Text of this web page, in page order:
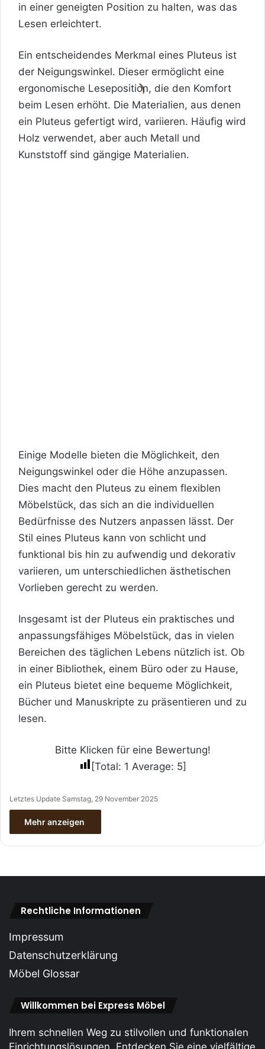
in einer geneigten Position zu halten, was das
Lesen erleichtert.
Ein entscheidendes Merkmal eines Pluteus ist
der Neigungswinkel. Dieser ermöglicht eine
ergonomische Leseposition, die den Komfort
beim Lesen erhöht. Die Materialien, aus denen
ein Pluteus gefertigt wird, variieren. Häufig wird
Holz verwendet, aber auch Metall und
Kunststoff sind gängige Materialien.
Einige Modelle bieten die Möglichkeit, den
Neigungswinkel oder die Höhe anzupassen.
Dies macht den Pluteus zu einem flexiblen
Möbelstück, das sich an die individuellen
Bedürfnisse des Nutzers anpassen lässt. Der
Stil eines Pluteus kann von schlicht und
funktional bis hin zu aufwendig und dekorativ
variieren, um unterschiedlichen ästhetischen
Vorlieben gerecht zu werden.
Insgesamt ist der Pluteus ein praktisches und
anpassungsfähiges Möbelstück, das in vielen
Bereichen des täglichen Lebens nützlich ist. Ob
in einer Bibliothek, einem Büro oder zu Hause,
ein Pluteus bietet eine bequeme Möglichkeit,
Bücher und Manuskripte zu präsentieren und zu
lesen.
Bitte Klicken für eine Bewertung!
[Total: 1 Average: 5]
Letztes Update Samstag, 29 November 2025
Mehr anzeigen
Rechtliche Informationen
Impressum
Datenschutzerklärung
Möbel Glossar
Willkommen bei Express Möbel
Ihrem schnellen Weg zu stilvollen und funktionalen
Einrichtungslösungen. Entdecken Sie eine vielfältige